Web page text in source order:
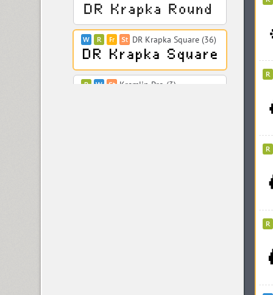
DR Krapka Square (36)
Kremlin Pro (3)